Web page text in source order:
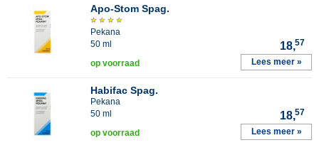
Apo-Stom Spag.
Pekana
50 ml
18,57
op voorraad Lees meer »
Habifac Spag.
Pekana
50 ml
18,57
op voorraad Lees meer »